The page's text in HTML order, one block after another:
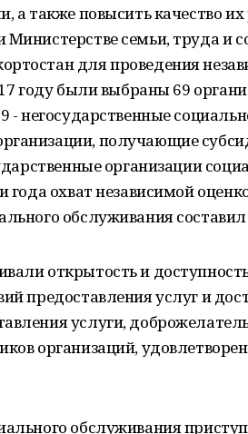
а также повысить качество
семьи, труда и
для проведения
году были выбраны 69
- негосударственные
получающие
организации
охват независимой
обслуживания составил
открытость и
предоставления услуг и
услуги,
организаций,
обслуживания